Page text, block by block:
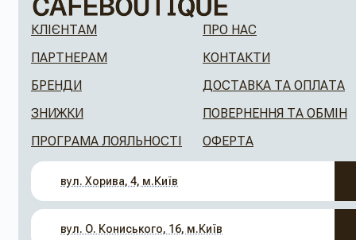
КЛІЄНТАМ
ПАРТНЕРАМ
БРЕНДИ
ЗНИЖКИ
ПРОГРАМА ЛОЯЛЬНОСТІ
ПРО НАС
КОНТАКТИ
ДОСТАВКА ТА ОПЛАТА
ПОВЕРНЕННЯ ТА ОБМІН
ОФЕРТА
вул. Хорива, 4, м.Київ
вул. О. Кониського, 16, м.Київ